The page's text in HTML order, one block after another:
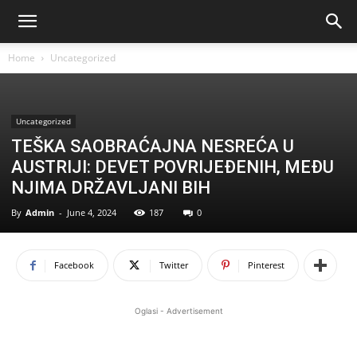
Home Uncategorized
Uncategorized
TEŠKA SAOBRAĆAJNA NESREĆA U
AUSTRIJI: DEVET POVRIJEĐENIH, MEĐU
NJIMA DRŽAVLJANI BIH
By Admin - June 4, 2024 187 0
Facebook Twitter Pinterest
Oglasi - Advertisement